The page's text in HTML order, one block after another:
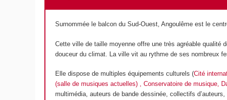
Surnommée le balcon du Sud-Ouest, Angoulême est le
Cette ville de taille moyenne offre une très agréable qualité
douceur du climat. La ville vit au rythme de ses nombreux
Elle dispose de multiples équipements culturels (Cité
(salle de musiques actuelles) , Conservatoire de musique,
multimédia, auteurs de bande dessinée, collectifs